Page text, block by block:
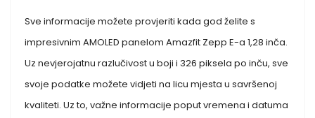
Sve informacije možete provjeriti kada god želite s
impresivnim AMOLED panelom Amazfit Zepp E-a 1,28 inča.
Uz nevjerojatnu razlučivost u boji i 326 piksela po inču, sve
svoje podatke možete vidjeti na licu mjesta u savršenoj
kvaliteti. Uz to, važne informacije poput vremena i datuma